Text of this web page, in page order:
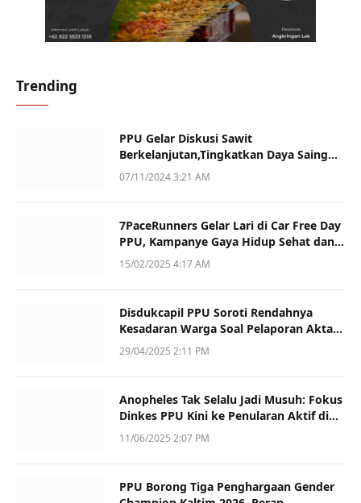
Trending
PPU Gelar Diskusi Sawit
Berkelanjutan,Tingkatkan Daya Saing
dan Kualitas
07/11/2024 3:21 AM
7PaceRunners Gelar Lari di Car Free Day
PPU, Kampanye Gaya Hidup Sehat dan
Dukung UMKM
15/02/2025 4:17 AM
Disdukcapil PPU Soroti Rendahnya
Kesadaran Warga Soal Pelaporan Akta
Kematian
29/04/2025 2:11 PM
Anopheles Tak Selalu Jadi Musuh: Fokus
Dinkes PPU Kini ke Penularan Aktif di
Sotek
11/06/2025 2:07 PM
PPU Borong Tiga Penghargaan Gender